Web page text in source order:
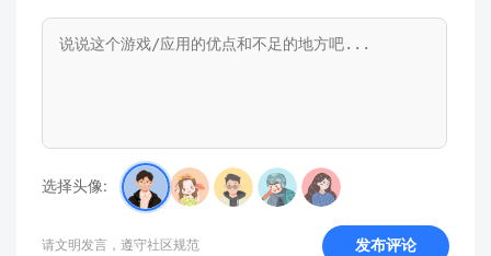
选择头像:
请文明发言，遵守社区规范 发布评论